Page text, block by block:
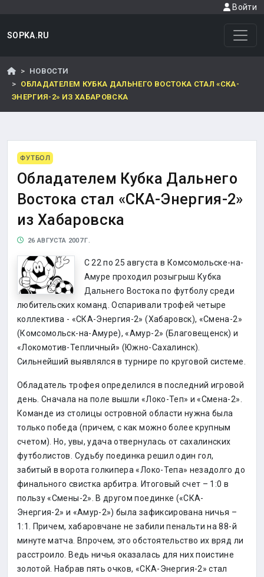
Войти
SOPKA.RU
НОВОСТИ
ОБЛАДАТЕЛЕМ КУБКА ДАЛЬНЕГО ВОСТОКА СТАЛ «СКА-
ЭНЕРГИЯ-2» ИЗ ХАБАРОВСКА
ФУТБОЛ
Обладателем Кубка Дальнего
Востока стал «СКА-Энергия-2»
из Хабаровска
26 АВГУСТА 2007 Г.
С 22 по 25 августа в Комсомольске-на-
Амуре проходил розыгрыш Кубка
Дальнего Востока по футболу среди
любительских команд. Оспаривали трофей четыре
коллектива - «СКА-Энергия-2» (Хабаровск), «Смена-2»
(Комсомольск-на-Амуре), «Амур-2» (Благовещенск) и
«Локомотив-Тепличный» (Южно-Сахалинск).
Сильнейший выявлялся в турнире по круговой системе.
Обладатель трофея определился в последний игровой
день. Сначала на поле вышли «Локо-Теп» и «Смена-2».
Команде из столицы островной области нужна была
только победа (причем, с как можно более крупным
счетом). Но, увы, удача отвернулась от сахалинских
футболистов. Судьбу поединка решил один гол,
забитый в ворота голкипера «Локо-Тепа» незадолго до
финального свистка арбитра. Итоговый счет – 1:0 в
пользу «Смены-2». В другом поединке («СКА-
Энергия-2» и «Амур-2») была зафиксирована ничья –
1:1. Причем, хабаровчане не забили пенальти на 88-й
минуте матча. Впрочем, это обстоятельство их вряд ли
расстроило. Ведь ничья оказалась для них поистине
золотой. Набрав пять очков, «СКА-Энергия-2» стал